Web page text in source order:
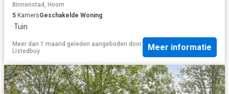
Binnenstad, Hoorn
5 KamersGeschakelde Woning
·Tuin
Meer dan 1 maand geleden aangeboden door
Listedbuy
Meer informatie